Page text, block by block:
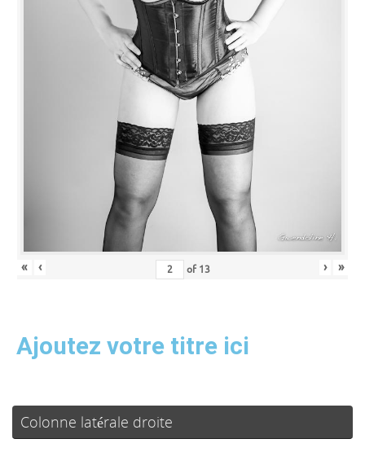
« ‹ of 13 › »
Ajoutez votre titre ici
Colonne latérale droite